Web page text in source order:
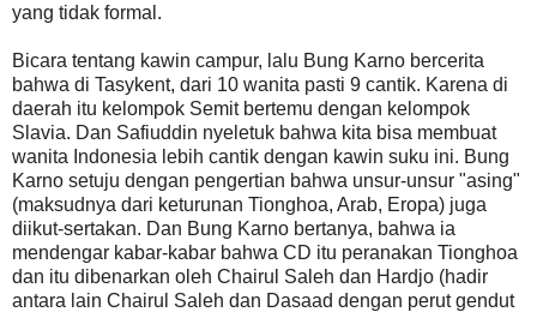
yang tidak formal.
Bicara tentang kawin campur, lalu Bung Karno bercerita
bahwa di Tasykent, dari 10 wanita pasti 9 cantik. Karena di
daerah itu kelompok Semit bertemu dengan kelompok
Slavia. Dan Safiuddin nyeletuk bahwa kita bisa membuat
wanita Indonesia lebih cantik dengan kawin suku ini. Bung
Karno setuju dengan pengertian bahwa unsur-unsur "asing"
(maksudnya dari keturunan Tionghoa, Arab, Eropa) juga
diikut-sertakan. Dan Bung Karno bertanya, bahwa ia
mendengar kabar-kabar bahwa CD itu peranakan Tionghoa
dan itu dibenarkan oleh Chairul Saleh dan Hardjo (hadir
antara lain Chairul Saleh dan Dasaad dengan perut gendut